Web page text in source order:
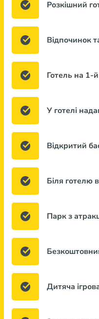
Розкішний
Відпочинок
Готель на 1-й
У готелі
Відкритий
Біля готелю
Парк з
Дитяча